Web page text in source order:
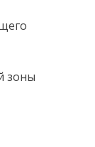
зоны